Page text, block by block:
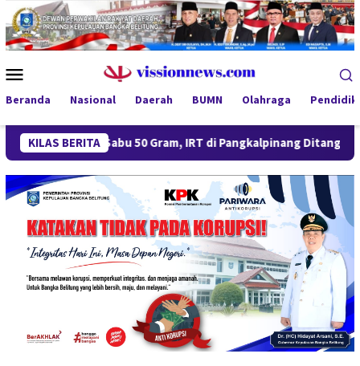
Loncat
ke
konten
Mobile
Beranda Nasional Daerah BUMN Olahraga
KILAS BERITA
Sabu 50 Gram, IRT di Pangkalpinang Ditangkap